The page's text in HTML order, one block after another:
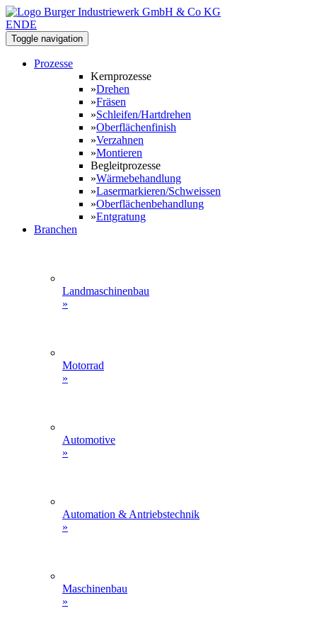
ENDE
Toggle navigation
Prozesse
Kernprozesse
»Drehen
»Fräsen
»Schleifen/Hartdrehen
»Oberflächenfinish
»Verzahnen
»Montieren
Begleitprozesse
»Wärmebehandlung
»Lasermarkieren/Schweissen
»Oberflächenbehandlung
»Entgratung
Branchen
Landmaschinenbau
»
Motorrad
»
Automotive
»
Automation & Antriebstechnik
»
Maschinenbau
»